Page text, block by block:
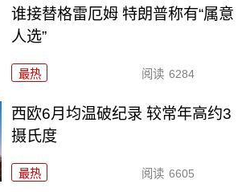
谁接替格雷厄姆 特朗普称有“属意
人选”
最热 阅读 6284
西欧6月均温破纪录 较常年高约3
摄氏度
最热 阅读 6605